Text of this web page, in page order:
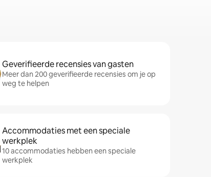
Geverifieerde recensies van gasten
Meer dan 200 geverifieerde recensies om je op
weg te helpen
Accommodaties met een speciale
werkplek
10 accommodaties hebben een speciale
werkplek